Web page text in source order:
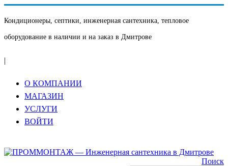
Кондиционеры, септики, инженерная сантехника, тепловое
оборудование в наличии и на заказ в Дмитрове
|
О КОМПАНИИ
МАГАЗИН
УСЛУГИ
ВОЙТИ
Поиск